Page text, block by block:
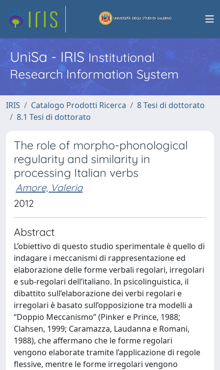
UniSa - IRISInstitutional
Research Information System
IRIS Catalogo Prodotti Ricerca
8 Tesi di dottorato
8.1 Tesi di dottorato
The role of morpho-phonological
regularity and similarity in
processing Italian verbs
Amore, Valeria
2012
Abstract
L’obiettivo di questo studio sperimentale è quello di
indagare i meccanismi di rappresentazione ed
elaborazione delle forme verbali regolari, irregolari
e sub-regolari dell’italiano. In psicolinguistica, il
dibattito sull’elaborazione dei verbi regolari e
irregolari è basato sull’opposizione tra modelli a
“Doppio Meccanismo” (Pinker e Prince, 1988;
Clahsen, 1999; Caramazza, Laudanna e Romani,
1988), che affermano che le forme regolari
vengono elaborate tramite l’applicazione di regole
flessive, mentre le forme irregolari vengono